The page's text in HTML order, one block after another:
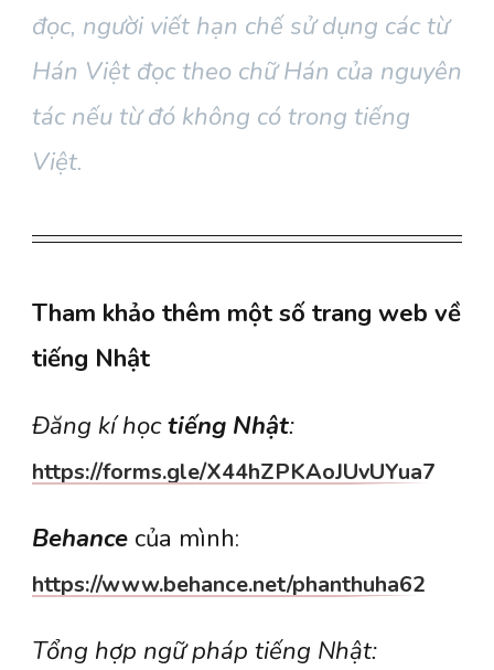
đọc, người viết hạn chế sử dụng các từ
Hán Việt đọc theo chữ Hán của nguyên
tác nếu từ đó không có trong tiếng
Việt.
Tham khảo thêm một số trang web về
tiếng Nhật
Đăng kí họctiếng Nhật:
https://forms.gle/X44hZPKAoJUvUYua7
Behance của mình:
https://www.behance.net/phanthuha62
Tổng hợp ngữ pháp tiếng Nhật: